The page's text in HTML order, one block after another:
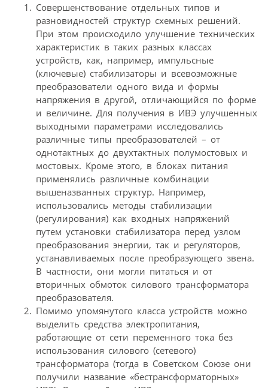
Совершенствование отдельных типов и
разновидностей структур схемных решений.
При этом происходило улучшение технических
характеристик в таких разных классах
устройств, как, например, импульсные
(ключевые) стабилизаторы и всевозможные
преобразователи одного вида и формы
напряжения в другой, отличающийся по форме
и величине. Для получения в ИВЭ улучшенных
выходными параметрами исследовались
различные типы преобразователей – от
однотактных до двухтактных полумостовых и
мостовых. Кроме этого, в блоках питания
применялись различные комбинации
вышеназванных структур. Например,
использовались методы стабилизации
(регулирования) как входных напряжений
путем установки стабилизатора перед узлом
преобразования энергии, так и регуляторов,
устанавливаемых после преобразующего звена.
В частности, они могли питаться и от
вторичных обмоток силового трансформатора
преобразователя.
Помимо упомянутого класса устройств можно
выделить средства электропитания,
работающие от сети переменного тока без
использования силового (сетевого)
трансформатора (тогда в Советском Союзе они
получили название «бестрансформаторных»